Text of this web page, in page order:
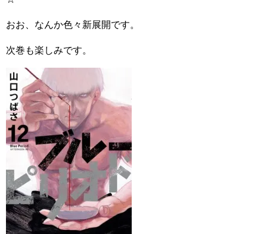
おお、なんか色々新展開です。
次巻も楽しみです。